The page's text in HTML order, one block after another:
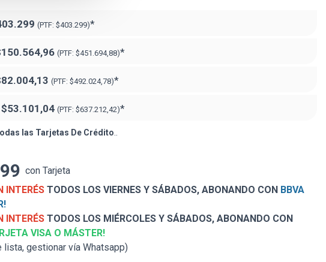
(PTF: $403.299)*
(PTF: $451.694,88)*
(PTF: $492.024,78)*
$53.101,04 (PTF: $637.212,42)*
las Tarjetas De Crédito..
con Tarjeta
INTERÉS TODOS LOS VIERNES Y SÁBADOS, ABONANDO CON BBVA
INTERÉS TODOS LOS MIÉRCOLES Y SÁBADOS, ABONANDO CON
VISA O MÁSTER!
lista, gestionar vía Whatsapp)